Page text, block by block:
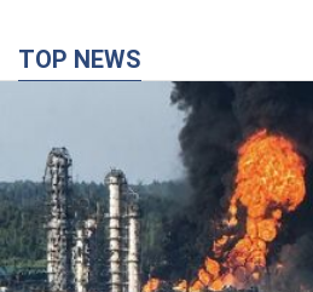
Росія стягнула під Москву
ППО: Зеленський пообіцяв
технології" протидії
Президент заявив, що навіть
протиповітряної оборони РФ не
українських ударів
8 годин тому 58,8 т.